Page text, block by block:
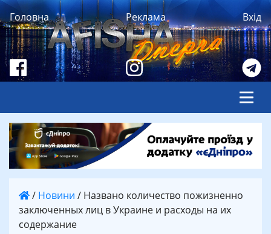
Головна Реклама Вхід
/ Новини / Названо количество пожизненно
заключенных лиц в Украине и расходы на их
содержание